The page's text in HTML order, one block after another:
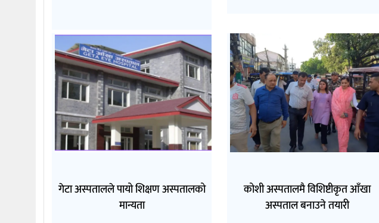
गेटा अस्पतालले पायो शिक्षण अस्पतालको
मान्यता
कोशी अस्पतालमै विशिष्टीकृत आँखा
अस्पताल बनाउने तयारी